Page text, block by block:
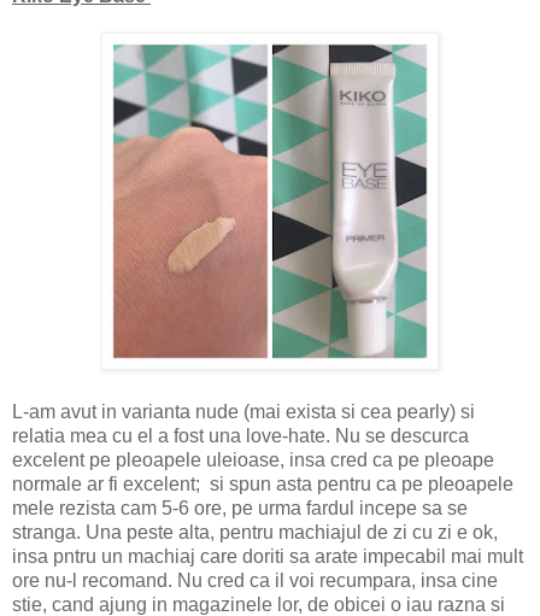
L-am avut in varianta nude (mai exista si cea pearly) si
relatia mea cu el a fost una love-hate. Nu se descurca
excelent pe pleoapele uleioase, insa cred ca pe pleoape
normale ar fi excelent; si spun asta pentru ca pe pleoapele
mele rezista cam 5-6 ore, pe urma fardul incepe sa se
stranga. Una peste alta, pentru machiajul de zi cu zi e ok,
insa pntru un machiaj care doriti sa arate impecabil mai mult
ore nu-l recomand. Nu cred ca il voi recumpara, insa cine
stie, cand ajung in magazinele lor, de obicei o iau razna si